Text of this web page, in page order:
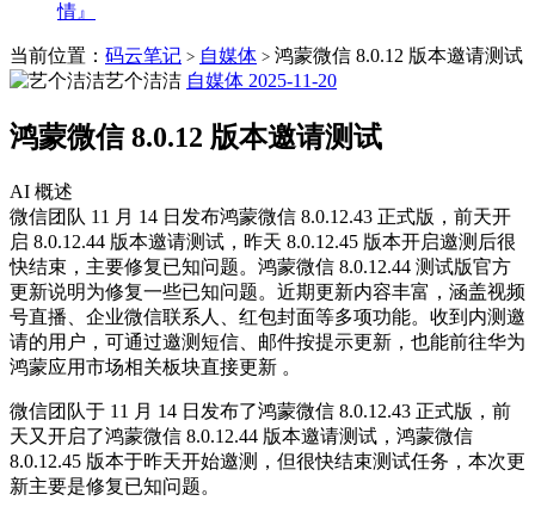
情』
当前位置： 码云笔记 > 自媒体 > 鸿蒙微信 8.0.12 版本邀请测试
艺个洁洁 自媒体 2025-11-20
鸿蒙微信 8.0.12 版本邀请测试
AI 概述
微信团队 11 月 14 日发布鸿蒙微信 8.0.12.43 正式版，前天开
启 8.0.12.44 版本邀请测试，昨天 8.0.12.45 版本开启邀测后很
快结束，主要修复已知问题。鸿蒙微信 8.0.12.44 测试版官方
更新说明为修复一些已知问题。近期更新内容丰富，涵盖视频
号直播、企业微信联系人、红包封面等多项功能。收到内测邀
请的用户，可通过邀测短信、邮件按提示更新，也能前往华为
鸿蒙应用市场相关板块直接更新 。
微信团队于 11 月 14 日发布了鸿蒙微信 8.0.12.43 正式版，前
天又开启了鸿蒙微信 8.0.12.44 版本邀请测试，鸿蒙微信
8.0.12.45 版本于昨天开始邀测，但很快结束测试任务，本次更
新主要是修复已知问题。